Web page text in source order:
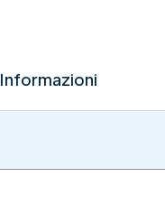
Informazioni